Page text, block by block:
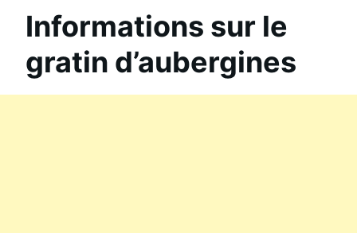
Informations sur le
gratin d’aubergines